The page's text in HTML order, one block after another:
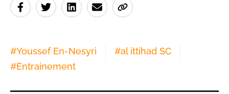
#Youssef En-Nesyri #al ittihad SC
#Entrainement